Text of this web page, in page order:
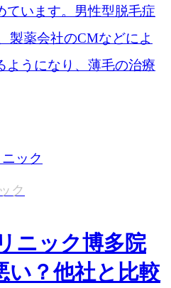
ています。男性型脱毛症
製薬会社のCMなどによ
ようになり、薄毛の治療
ック
ク
ニック博多院
い？他社と比較